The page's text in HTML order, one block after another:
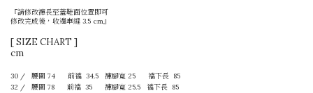
『請修改褲長至蓋鞋面位置即可
修改完成後，收邊車縫 3.5 cm』
[ SIZE CHART ]
cm
30 / 腰圍 74 前襠 34.5 褲腳寬 25 襠下長 85
32 / 腰圍 78 前襠 35 褲腳寬 25.5 襠下長 85